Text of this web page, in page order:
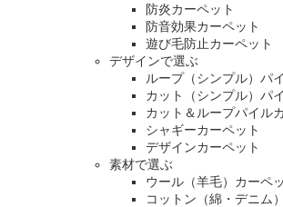
防炎カーペット
防音効果カーペット
遊び毛防止カーペット
デザインで選ぶ
ループ（シンプル）パ
カット（シンプル）パ
カット＆ループパイル
シャギーカーペット
デザインカーペット
素材で選ぶ
ウール（羊毛）カーペ
コットン（綿・デニム